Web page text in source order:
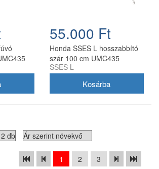
55.000 Ft
Honda SSES L hosszabbító
szár 100 cm UMC435
adapterhez
SSES L
1 2 3